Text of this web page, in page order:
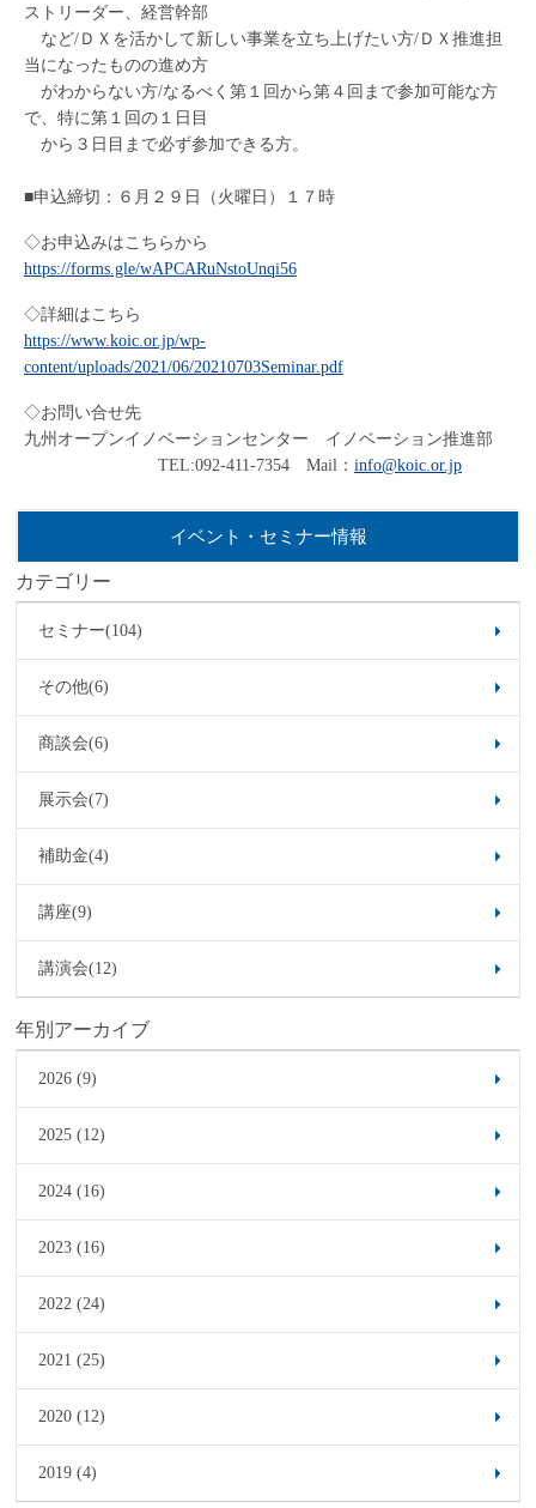
ストリーダー、経営幹部
など/ＤＸを活かして新しい事業を立ち上げたい方/ＤＸ推進担
当になったものの進め方
がわからない方/なるべく第１回から第４回まで参加可能な方
で、特に第１回の１日目
から３日目まで必ず参加できる方。
■申込締切：６月２９日（火曜日）１７時
◇お申込みはこちらから
https://forms.gle/wAPCARuNstoUnqi56
◇詳細はこちら
https://www.koic.or.jp/wp-
content/uploads/2021/06/20210703Seminar.pdf
◇お問い合せ先
九州オープンイノベーションセンター イノベーション推進部
TEL:092-411-7354 Mail： info@koic.or.jp
イベント・セミナー情報
カテゴリー
セミナー(104)
その他(6)
商談会(6)
展示会(7)
補助金(4)
講座(9)
講演会(12)
年別アーカイブ
2026 (9)
2025 (12)
2024 (16)
2023 (16)
2022 (24)
2021 (25)
2020 (12)
2019 (4)